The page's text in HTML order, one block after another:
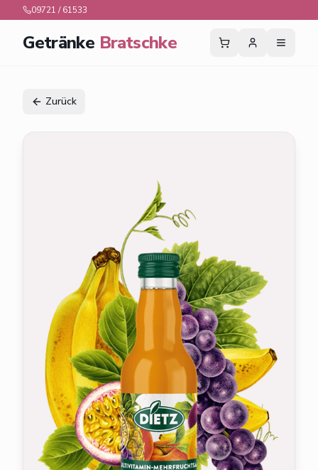
09721 / 61533
Getränke Bratschke
Zurück